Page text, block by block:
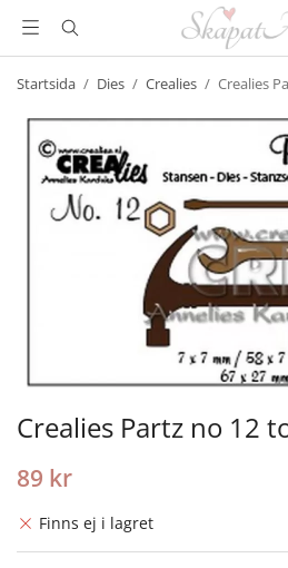
Startsida / Dies / Crealies / Crealies
Crealies Partz no 12
89 kr
Finns ej i lagret